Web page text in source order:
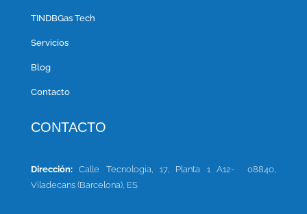
TINDBGas Tech
Servicios
Blog
Contacto
CONTACTO
Dirección:Calle Tecnologia, 17, Planta 1 A12-08840,
Viladecans (Barcelona), ES